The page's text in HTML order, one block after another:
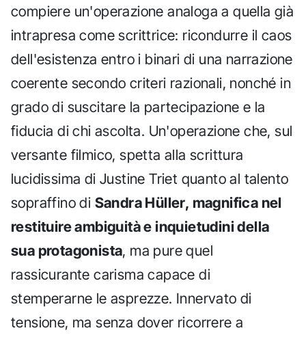
compiere un'operazione analoga a quella già
intrapresa come scrittrice: ricondurre il caos
dell'esistenza entro i binari di una narrazione
coerente secondo criteri razionali, nonché in
grado di suscitare la partecipazione e la
fiducia di chi ascolta. Un'operazione che, sul
versante filmico, spetta alla scrittura
lucidissima di Justine Triet quanto al talento
sopraffino di Sandra Hüller, magnifica nel
restituire ambiguità e inquietudini della
sua protagonista, ma pure quel
rassicurante carisma capace di
stemperarne le asprezze. Innervato di
tensione, ma senza dover ricorrere a